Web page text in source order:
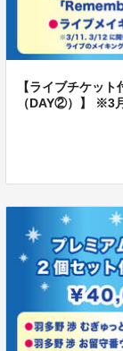
【ライブチケット
（DAY②）】 ※3